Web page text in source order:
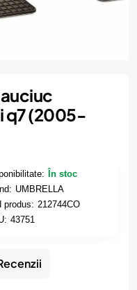
q7 (2005-
În stoc
UMBRELLA
produs: 212744CO
43751